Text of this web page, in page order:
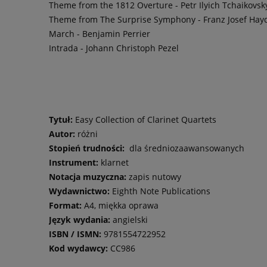
Theme from the 1812 Overture - Petr Ilyich
Theme from The Surprise Symphony - Franz Josef
March - Benjamin Perrier
Intrada - Johann Christoph Pezel
Tytuł: Easy Collection of Clarinet Quartets
Autor: różni
Stopień trudności: dla średniozaawansowanych
Instrument: klarnet
Notacja muzyczna: zapis nutowy
Wydawnictwo: Eighth Note Publications
Format: A4, miękka oprawa
Język wydania: angielski
ISBN / ISMN: 9781554722952
Kod wydawcy: CC986